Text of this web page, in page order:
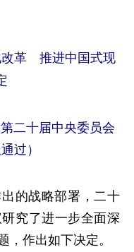
改革 推进中国式现
二十届中央委员会
过）
的战略部署，二十
究了进一步全面深
作出如下决定。